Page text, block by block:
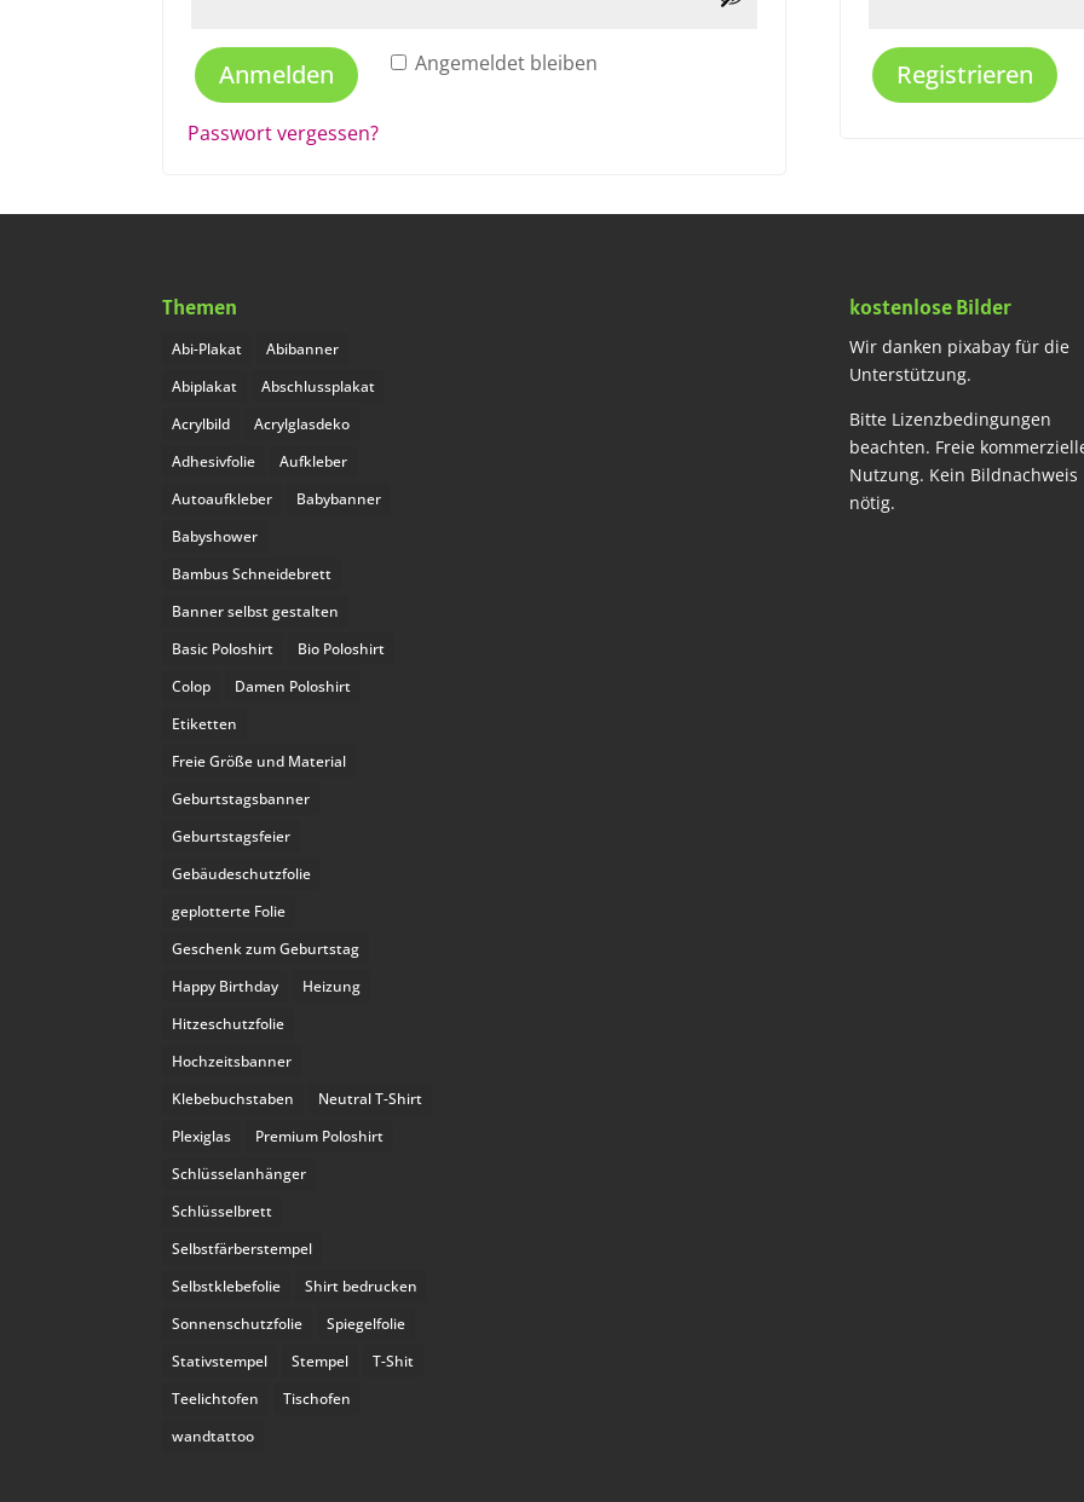
Angemeldet bleiben
Anmelden
Passwort vergessen?
Registrieren
Themen
Abi-Plakat
Abibanner
Abiplakat
Abschlussplakat
Acrylbild
Acrylglasdeko
Adhesivfolie
Aufkleber
Autoaufkleber
Babybanner
Babyshower
Bambus Schneidebrett
Banner selbst gestalten
Basic Poloshirt
Bio Poloshirt
Colop
Damen Poloshirt
Etiketten
Freie Größe und Material
Geburtstagsbanner
Geburtstagsfeier
Gebäudeschutzfolie
geplotterte Folie
Geschenk zum Geburtstag
Happy Birthday
Heizung
Hitzeschutzfolie
Hochzeitsbanner
Klebebuchstaben
Neutral T-Shirt
Plexiglas
Premium Poloshirt
Schlüsselanhänger
Schlüsselbrett
Selbstfärberstempel
Selbstklebefolie
Shirt bedrucken
Sonnenschutzfolie
Spiegelfolie
Stativstempel
Stempel
T-Shit
Teelichtofen
Tischofen
wandtattoo
kostenlose Bilder
Wir danken pixabay für die
Unterstützung.
Bitte Lizenzbedingungen
beachten. Freie
Nutzung. Kein Bildnachweis
nötig.